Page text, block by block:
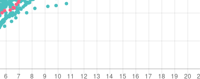
20.8 kg
18.4 kg